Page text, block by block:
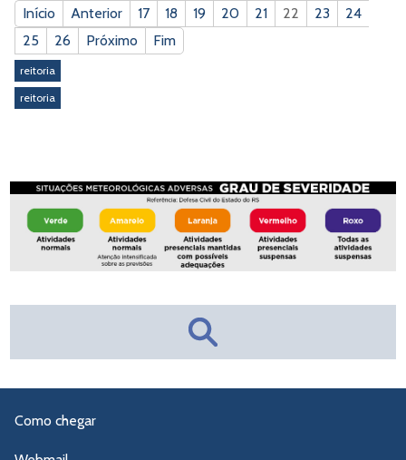
Início
Anterior 17 18 19 20 21 22 23
24
25
26 Próximo Fim
reitoria
reitoria
Como chegar